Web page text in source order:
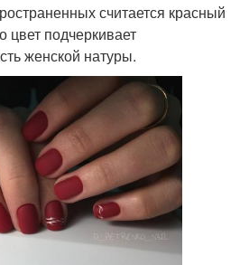
считается красный
подчеркивает
женской натуры.